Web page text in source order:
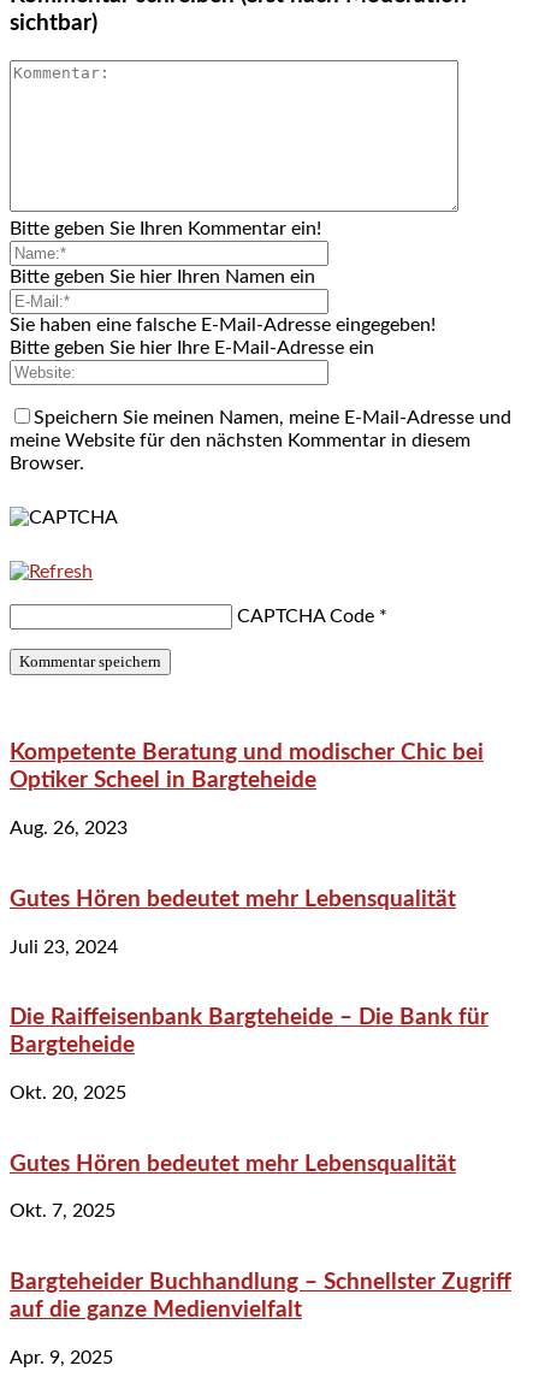
sichtbar)
Bitte geben Sie Ihren Kommentar ein!
Bitte geben Sie hier Ihren Namen ein
Sie haben eine falsche E-Mail-Adresse eingegeben!
Bitte geben Sie hier Ihre E-Mail-Adresse ein
Speichern Sie meinen Namen, meine E-Mail-Adresse und
meine Website für den nächsten Kommentar in diesem
Browser.
CAPTCHA Code *
Kompetente Beratung und modischer Chic bei
Optiker Scheel in Bargteheide
Aug. 26, 2023
Gutes Hören bedeutet mehr Lebensqualität
Juli 23, 2024
Die Raiffeisenbank Bargteheide – Die Bank für
Bargteheide
Okt. 20, 2025
Gutes Hören bedeutet mehr Lebensqualität
Okt. 7, 2025
Bargteheider Buchhandlung – Schnellster Zugriff
auf die ganze Medienvielfalt
Apr. 9, 2025